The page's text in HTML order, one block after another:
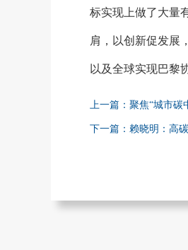
标实现上做了大量
肩，以创新促发展
以及全球实现巴黎
上一篇：聚焦“城市碳
下一篇：赖晓明：高